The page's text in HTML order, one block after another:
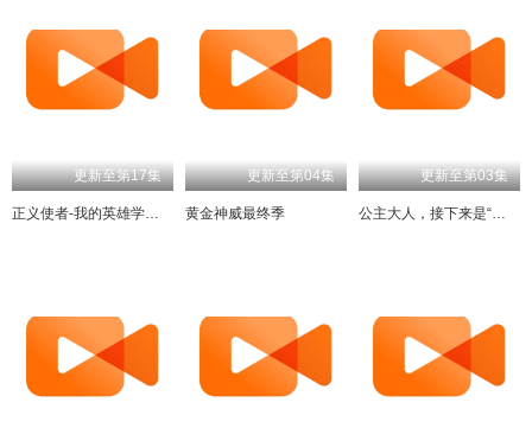
更新至第17集
正义使者-我的英雄学院之非法英雄-
更新至第04集
黄金神威最终季
更新至第03集
公主大人，接下来是“拷问”时间第2季